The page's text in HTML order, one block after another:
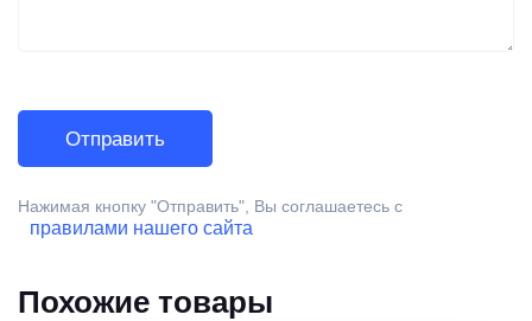
Нажимая кнопку "Отправить", Вы соглашаетесь с
правилами нашего сайта
Похожие товары